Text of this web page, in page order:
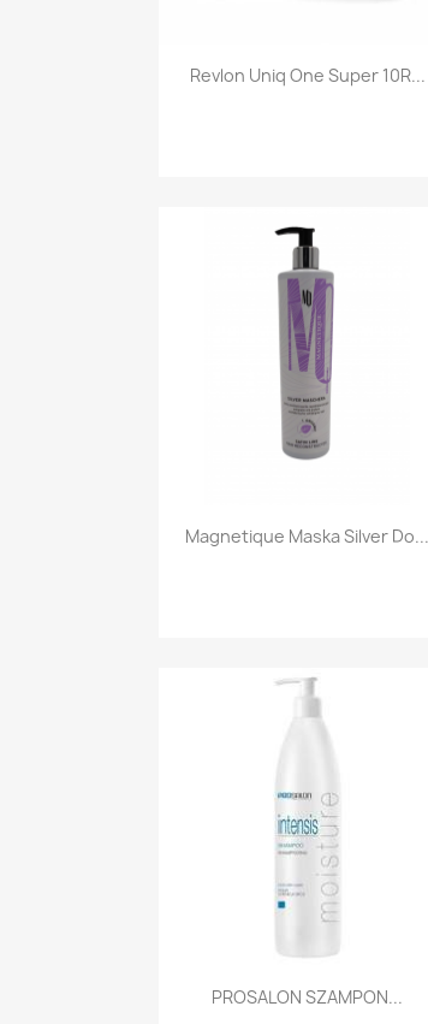
 Szybki podgląd
Revlon Uniq One Super 10R...
Szybki podgląd
Magnetique Maska Silver Do...
Szybki podgląd
PROSALON SZAMPON...